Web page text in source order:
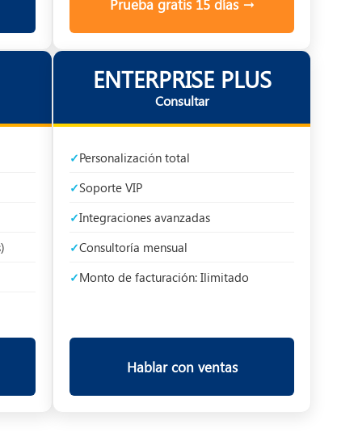
Prueba gratis 15 días →
ENTERPRISE PLUS
Consultar
Personalización total
Soporte VIP
Integraciones avanzadas
Consultoría mensual
Monto de facturación: Ilimitado
Hablar con ventas